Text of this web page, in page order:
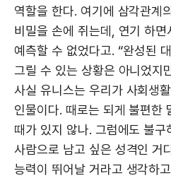
역할을 한다. 여기에 삼각관계
비밀을 손에 쥐는데, 연기 하
예측할 수 없었다고. “완성된
그릴 수 있는 상황은 아니었지
사실 유니스는 우리가 사회생
인물이다. 때로는 되게 불편한
때가 있지 않나. 그럼에도 불
사람으로 남고 싶은 성격인 거
능력이 뛰어날 거라고 생각하